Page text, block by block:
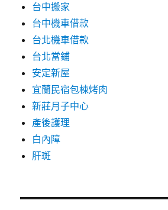
台中搬家
台中機車借款
台北機車借款
台北當鋪
安定新屋
宜蘭民宿包棟烤肉
新莊月子中心
產後護理
白內障
肝斑